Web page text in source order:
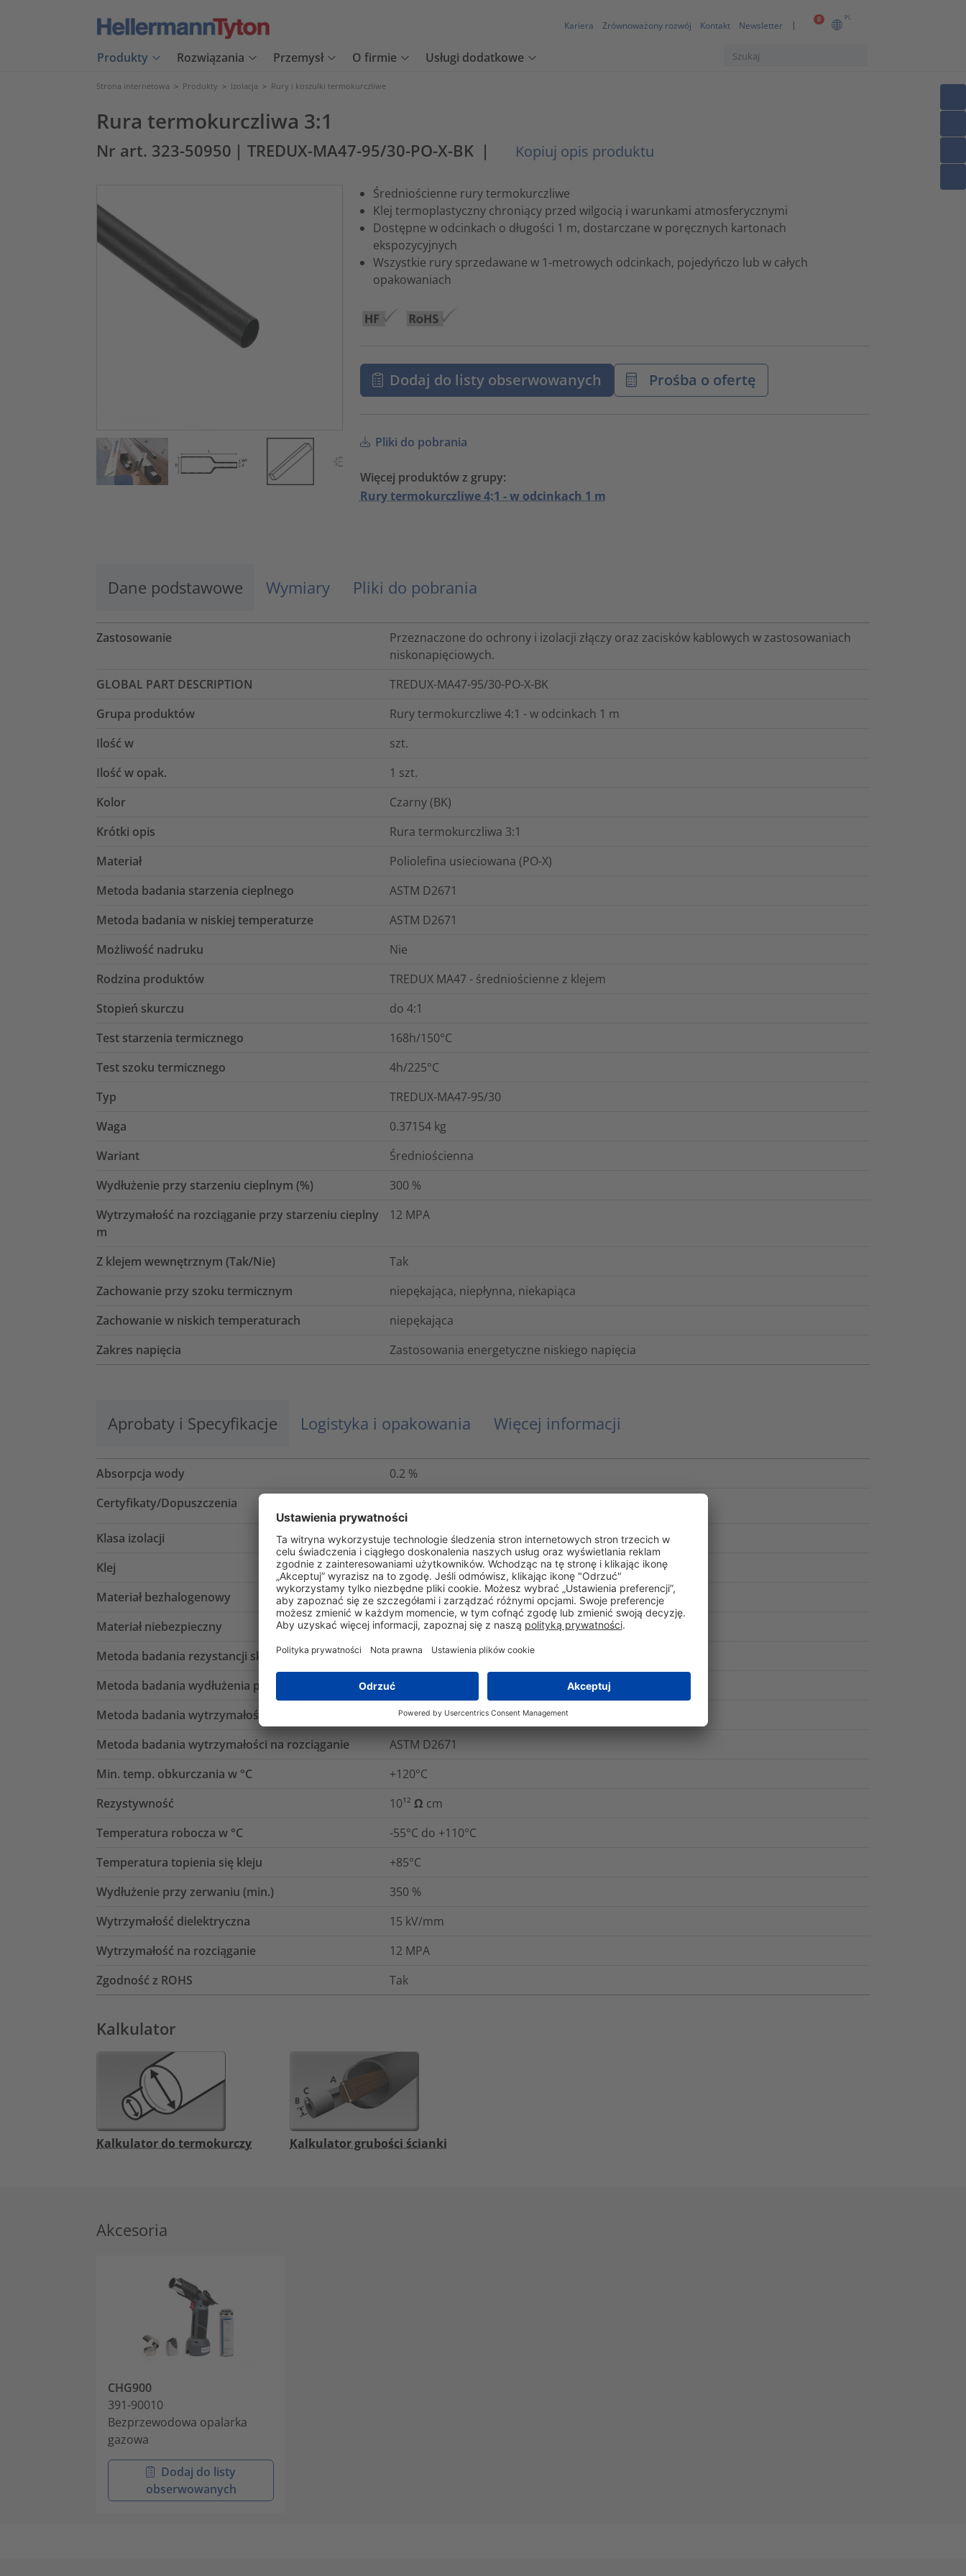
0 PL
Kariera Zrównoważony rozwój Kontakt Newsletter
Produkty Rozwiązania Przemysł O firmie Usługi dodatkowe
Strona internetowa > Produkty > Izolacja > Rury i koszulki termokurczliwe
Rura termokurczliwa 3:1
Nr art. 323-50950 | TREDUX-MA47-95/30-PO-X-BK | Kopiuj opis produktu
Średniościenne rury termokurczliwe
Klej termoplastyczny chroniący przed wilgocią i warunkami atmosferycznymi
Dostępne w odcinkach o długości 1 m, dostarczane w poręcznych kartonach
ekspozycyjnych
Wszystkie rury sprzedawane w 1-metrowych odcinkach, pojedyńczo lub w całych
opakowaniach
Dodaj do listy obserwowanych Prośba o ofertę
Pliki do pobrania
Więcej produktów z grupy:
Rury termokurczliwe 4:1 - w odcinkach 1 m
Dane podstawowe Wymiary Pliki do pobrania
Zastosowanie
Przeznaczone do ochrony i izolacji złączy oraz zacisków kablowych w zastosowaniach
niskonapięciowych.
GLOBAL PART DESCRIPTION
TREDUX-MA47-95/30-PO-X-BK
Grupa produktów
Rury termokurczliwe 4:1 - w odcinkach 1 m
Ilość w
szt.
Ilość w opak.
1 szt.
Kolor
Czarny (BK)
Krótki opis
Rura termokurczliwa 3:1
Materiał
Poliolefina usieciowana (PO-X)
Metoda badania starzenia cieplnego
ASTM D2671
Metoda badania w niskiej temperaturze
ASTM D2671
Możliwość nadruku
Nie
Rodzina produktów
TREDUX MA47 - średniościenne z klejem
Stopień skurczu
do 4:1
Test starzenia termicznego
168h/150°C
Test szoku termicznego
4h/225°C
Typ
TREDUX-MA47-95/30
Waga
0.37154 kg
Wariant
Średniościenna
Wydłużenie przy starzeniu cieplnym (%)
300 %
Wytrzymałość na rozciąganie przy starzeniu cieplny
m
12 MPA
Z klejem wewnętrznym (Tak/Nie)
Tak
Zachowanie przy szoku termicznym
niepękająca, niepłynna, niekapiąca
Zachowanie w niskich temperaturach
niepękająca
Zakres napięcia
Zastosowania energetyczne niskiego napięcia
Aprobaty i Specyfikacje Logistyka i opakowania Więcej informacji
Absorpcja wody 0.2 %
Certyfikaty/Dopuszczenia
Klasa izolacji
A (VDE 0530)
Klej
Klej termotopliwy
Materiał bezhalogenowy
Tak
Materiał niebezpieczny
Nie
Metoda badania rezystancji skrośnej
IEC 93
Metoda badania wydłużenia przy zerwaniu
ASTM D2671
Metoda badania wytrzymałości dielektrycznej
IEC 60243
Metoda badania wytrzymałości na rozciąganie
ASTM D2671
Min. temp. obkurczania w °C
+120°C
Rezystywność
10¹² Ω cm
Temperatura robocza w °C
-55°C do +110°C
Temperatura topienia się kleju
+85°C
Wydłużenie przy zerwaniu (min.)
350 %
Wytrzymałość dielektryczna
15 kV/mm
Wytrzymałość na rozciąganie
12 MPA
Zgodność z ROHS
Tak
Kalkulator
Kalkulator do termokurczy Kalkulator grubości ścianki
Akcesoria
CHG900
391-90010
Bezprzewodowa opalarka
gazowa
Dodaj do listy
obserwowanych